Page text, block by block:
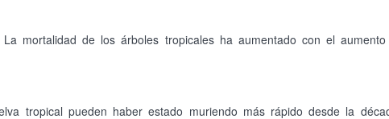
mortalidad de los árboles tropicales ha aumentado con el
tropical pueden haber estado muriendo más rápido desde la